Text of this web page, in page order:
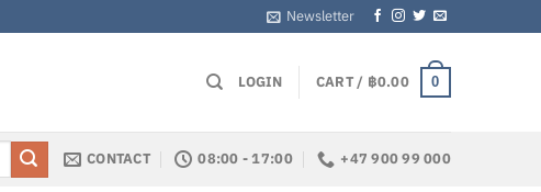
Newsletter
LOGIN CART / ฿0.00 0
CONTACT 08:00 - 17:00 +47 900 99 000